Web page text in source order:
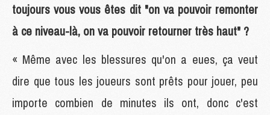
toujours vous vous êtes dit "on va pouvoir remonter
à ce niveau-là, on va pouvoir retourner très haut" ?
« Même avec les blessures qu'on a eues, ça veut
dire que tous les joueurs sont prêts pour jouer, peu
importe combien de minutes ils ont, donc c'est